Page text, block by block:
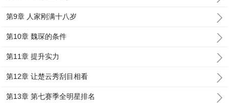
第9章 人家刚满十八岁
第10章 魏琛的条件
第11章 提升实力
第12章 让楚云秀刮目相看
第13章 第七赛季全明星排名